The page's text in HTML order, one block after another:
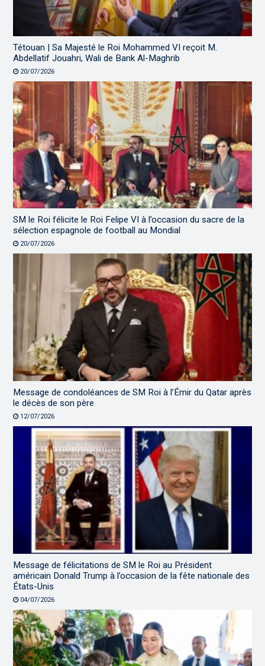
Tétouan | Sa Majesté le Roi Mohammed VI reçoit M.
Abdellatif Jouahri, Wali de Bank Al-Maghrib
20/07/2026
SM le Roi félicite le Roi Felipe VI à l’occasion du sacre de la
sélection espagnole de football au Mondial
20/07/2026
Message de condoléances de SM Roi à l’Émir du Qatar après
le décès de son père
12/07/2026
Message de félicitations de SM le Roi au Président
américain Donald Trump à l’occasion de la fête nationale des
États-Unis
04/07/2026